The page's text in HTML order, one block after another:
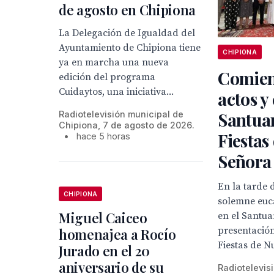
de agosto en Chipiona
La Delegación de Igualdad del
Ayuntamiento de Chipiona tiene
ya en marcha una nueva
edición del programa
Cuidaytos, una iniciativa...
Radiotelevisión municipal de
Chipiona, 7 de agosto de 2026.
•
hace 5 horas
CHIPIONA
actos
En la tarde
solemne
en el
Fiestas de
CHIPIONA
Miguel Caiceo
homenajea a Rocío
Jurado en el 20
aniversario de su